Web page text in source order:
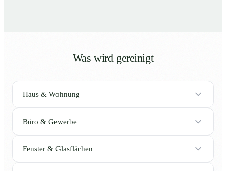
Was wird gereinigt
Haus & Wohnung
Büro & Gewerbe
Fenster & Glasflächen